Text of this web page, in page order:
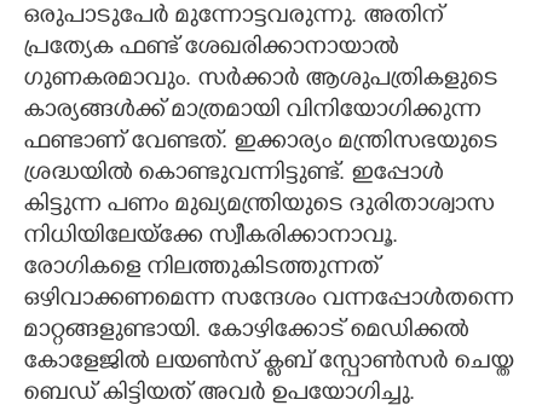
ഒരുപാടുപേർ മുന്നോട്ടവരുന്നു. അതിന്
പ്രത്യേക ഫണ്ട് ശേഖരിക്കാനായാൽ
ഗുണകരമാവും. സർക്കാർ ആശുപത്രികളുടെ
കാര്യങ്ങൾക്ക് മാത്രമായി വിനിയോഗിക്കുന്ന
ഫണ്ടാണ് വേണ്ടത്. ഇക്കാര്യം മന്ത്രിസഭയുടെ
ശ്രദ്ധയിൽ കൊണ്ടുവന്നിട്ടുണ്ട്. ഇപ്പോൾ
കിട്ടുന്ന പണം മുഖ്യമന്ത്രിയുടെ ദുരിതാശ്വാസ
നിധിയിലേയ്ക്കേ സ്വീകരിക്കാനാവൂ.
രോഗികളെ നിലത്തുകിടത്തുന്നത്
ഒഴിവാക്കണമെന്ന സന്ദേശം വന്നപ്പോൾതന്നെ
മാറ്റങ്ങളുണ്ടായി. കോഴിക്കോട് മെഡിക്കൽ
കോളേജിൽ ലയൺസ് ക്ലബ് സ്പോൺസർ ചെയ്ത
ബെഡ് കിട്ടിയത് അവർ ഉപയോഗിച്ചു.